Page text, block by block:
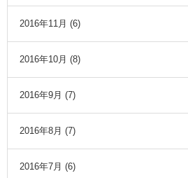
2016年11月 (6)
2016年10月 (8)
2016年9月 (7)
2016年8月 (7)
2016年7月 (6)